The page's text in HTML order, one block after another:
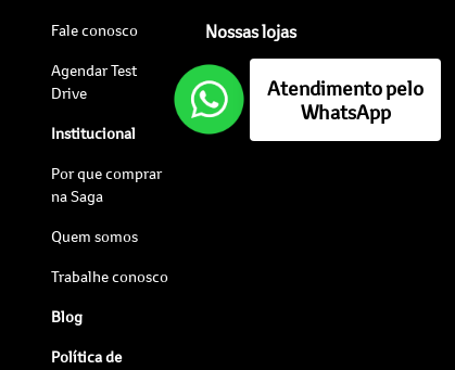
Fale conosco
Agendar Test
Drive
Institucional
Por que comprar
na Saga
Quem somos
Trabalhe conosco
Blog
Política de
Nossas lojas
Atendimento pelo
WhatsApp